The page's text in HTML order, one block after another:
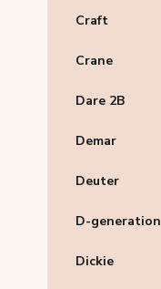
Craft
Crane
Dare 2B
Demar
Deuter
D-generation
Dickie